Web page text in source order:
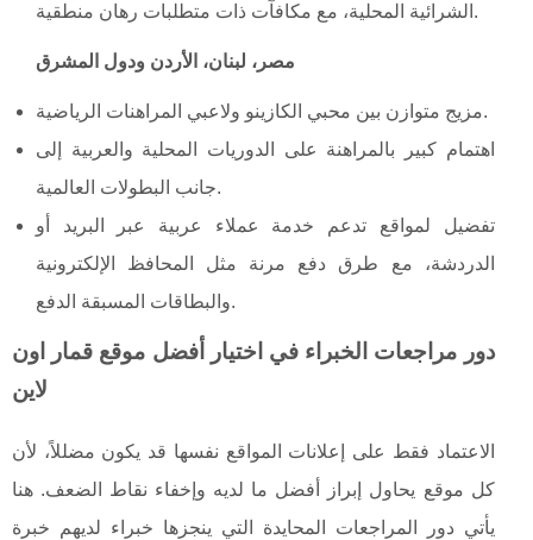
الشرائية المحلية، مع مكافآت ذات متطلبات رهان منطقية.
مصر، لبنان، الأردن ودول المشرق
مزيج متوازن بين محبي الكازينو ولاعبي المراهنات الرياضية.
اهتمام كبير بالمراهنة على الدوريات المحلية والعربية إلى
جانب البطولات العالمية.
تفضيل لمواقع تدعم خدمة عملاء عربية عبر البريد أو
الدردشة، مع طرق دفع مرنة مثل المحافظ الإلكترونية
والبطاقات المسبقة الدفع.
دور مراجعات الخبراء في اختيار أفضل موقع قمار اون
لاين
الاعتماد فقط على إعلانات المواقع نفسها قد يكون مضللاً، لأن
كل موقع يحاول إبراز أفضل ما لديه وإخفاء نقاط الضعف. هنا
يأتي دور المراجعات المحايدة التي ينجزها خبراء لديهم خبرة